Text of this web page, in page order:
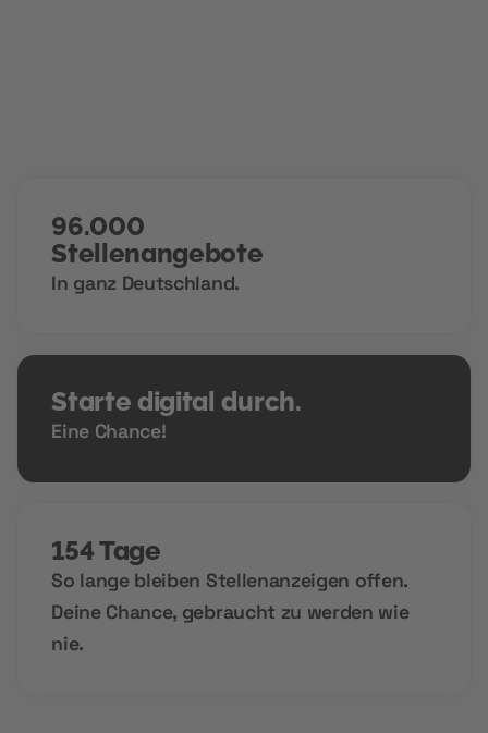
96.000
Stellenangebote
In ganz Deutschland.
Starte digital durch.
Eine Chance!
154 Tage
So lange bleiben Stellenanzeigen offen.
Deine Chance, gebraucht zu werden wie
nie.